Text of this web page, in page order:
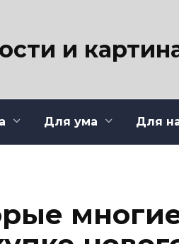
и
Для ума Для